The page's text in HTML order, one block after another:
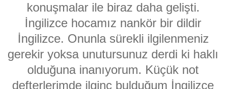
konuşmalar ile biraz daha gelişti.
İngilizce hocamız nankör bir dildir
İngilizce. Onunla sürekli ilgilenmeniz
gerekir yoksa unutursunuz derdi ki haklı
olduğuna inanıyorum. Küçük not
defterlerimde ilginç bulduğum İngilizce